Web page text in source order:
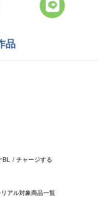
品
BL チャージする
リアル対象商品一覧